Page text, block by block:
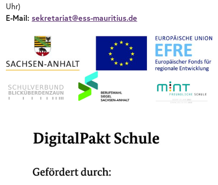
Uhr)
E-Mail: sekretariat@ess-mauritius.de